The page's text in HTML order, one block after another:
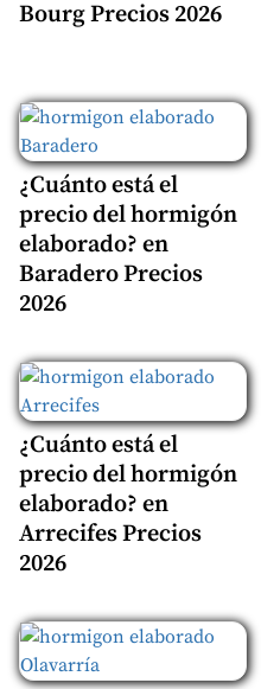
Bourg Precios 2026
¿Cuánto está el
precio del hormigón
elaborado? en
Baradero Precios
2026
¿Cuánto está el
precio del hormigón
elaborado? en
Arrecifes Precios
2026